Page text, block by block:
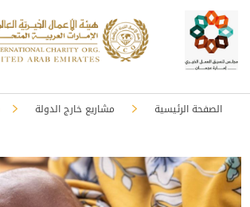
الصفحة الرئيسية مشاريع خارج الدولة